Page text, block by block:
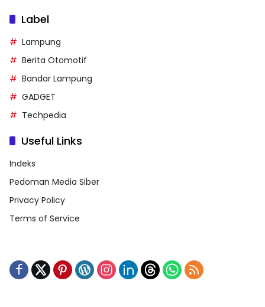
Label
Lampung
Berita Otomotif
Bandar Lampung
GADGET
Techpedia
Useful Links
Indeks
Pedoman Media Siber
Privacy Policy
Terms of Service